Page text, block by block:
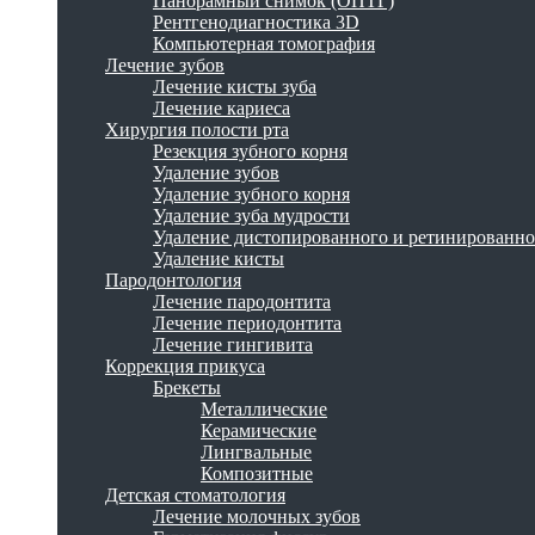
Рентгенодиагностика 3D
Компьютерная томография
Лечение зубов
Лечение кисты зуба
Лечение кариеса
Хирургия полости рта
Резекция зубного корня
Удаление зубов
Удаление зубного корня
Удаление зуба мудрости
Удаление дистопированного и
Удаление кисты
Пародонтология
Лечение пародонтита
Лечение периодонтита
Лечение гингивита
Коррекция прикуса
Брекеты
Металлические
Керамические
Лингвальные
Композитные
Детская стоматология
Лечение молочных зубов